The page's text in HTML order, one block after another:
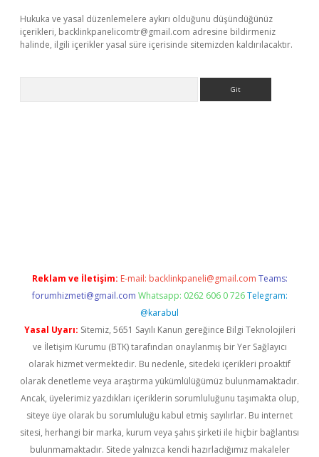
Hukuka ve yasal düzenlemelere aykırı olduğunu düşündüğünüz
içerikleri, backlinkpanelicomtr@gmail.com adresine bildirmeniz
halinde, ilgili içerikler yasal süre içerisinde sitemizden kaldırılacaktır.
Reklam ve İletişim: E-mail: backlinkpaneli@gmail.com Teams:
forumhizmeti@gmail.com Whatsapp: 0262 606 0 726 Telegram:
@karabul
Yasal Uyarı: Sitemiz, 5651 Sayılı Kanun gereğince Bilgi Teknolojileri
ve İletişim Kurumu (BTK) tarafından onaylanmış bir Yer Sağlayıcı
olarak hizmet vermektedir. Bu nedenle, sitedeki içerikleri proaktif
olarak denetleme veya araştırma yükümlülüğümüz bulunmamaktadır.
Ancak, üyelerimiz yazdıkları içeriklerin sorumluluğunu taşımakta olup,
siteye üye olarak bu sorumluluğu kabul etmiş sayılırlar. Bu internet
sitesi, herhangi bir marka, kurum veya şahıs şirketi ile hiçbir bağlantısı
bulunmamaktadır. Sitede yalnızca kendi hazırladığımız makaleler